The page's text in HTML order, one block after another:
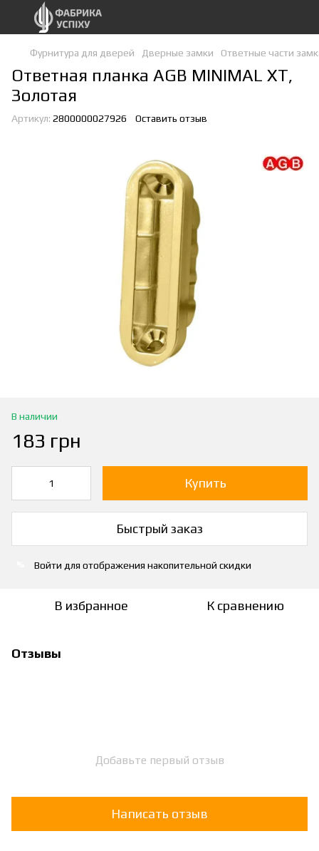
Фурнитура для дверей Дверные замки Ответные части
Ответная планка AGB MINIMAL XT,
Золотая
Артикул: 2800000027926 Оставить отзыв
В наличии
183 грн
Купить
Быстрый заказ
Войти для отображения накопительной скидки
В избранное К сравнению
Отзывы
Добавьте первый отзыв
Написать отзыв